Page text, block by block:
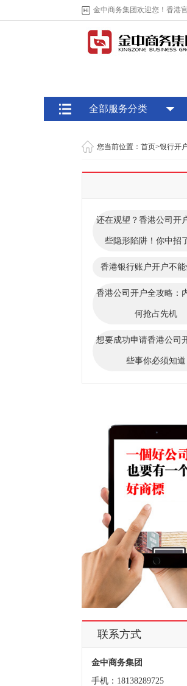
金中商务集团欢迎您！香港
全部服务分类
您当前位置：首页>银行开
还在观望？香港公司开
些隐形陷阱！你中招
香港银行账户开户不
香港公司开户全攻略：
何抢占先机
想要成功申请香港公司
些事你必须知道
联系方式
金中商务集团
手机：18138289725